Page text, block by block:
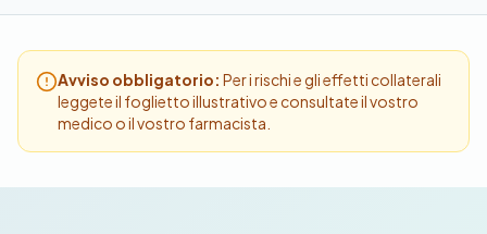
Avviso obbligatorio: Per i rischi e gli effetti collaterali
leggete il foglietto illustrativo e consultate il vostro
medico o il vostro farmacista.